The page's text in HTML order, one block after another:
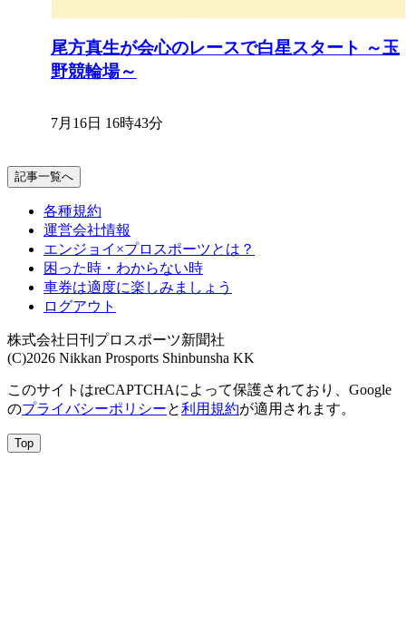
尾方真生が会心のレースで白星スタート ～玉
野競輪場～
7月16日 16時43分
記事一覧へ
各種規約
運営会社情報
エンジョイ×プロスポーツとは？
困った時・わからない時
車券は適度に楽しみましょう
ログアウト
株式会社日刊プロスポーツ新聞社
(C)2026 Nikkan Prosports Shinbunsha KK
このサイトはreCAPTCHAによって保護されており、Google
のプライバシーポリシーと利用規約が適用されます。
Top